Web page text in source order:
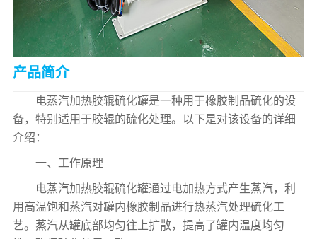
产品简介
电蒸汽加热胶辊硫化罐是一种用于橡胶制品硫化的设
备，特别适用于胶辊的硫化处理。以下是对该设备的详细
介绍：
一、工作原理
电蒸汽加热胶辊硫化罐通过电加热方式产生蒸汽，利
用高温饱和蒸汽对罐内橡胶制品进行热蒸汽处理硫化工
艺。蒸汽从罐底部均匀往上扩散，提高了罐内温度均匀